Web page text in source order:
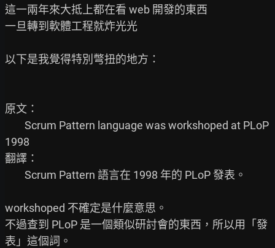
這一兩年來大抵上都在看 web 開發的東西
一旦轉到軟體工程就炸光光
以下是我覺得特別彆扭的地方：
原文：
1998
翻譯：
workshoped 不確定是什麼意思。
不過查到 PLoP 是一個類似研討會的東西，所以用「發
表」這個詞。